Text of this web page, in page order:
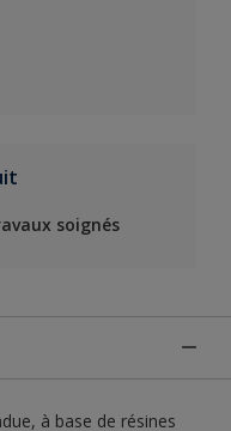
soignés
à base de résines